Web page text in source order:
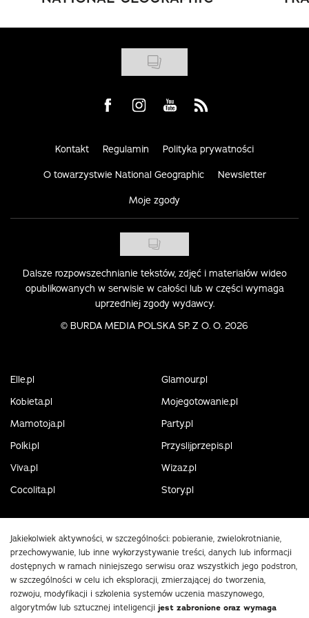
Visit us on Facebook
Visit us on Instagram
Visit us on Youtube
Visit us on Rss
Kontakt Regulamin Polityka prywatności
O towarzystwie National Geographic Newsletter
Moje zgody
Dalsze rozpowszechnianie tekstów, zdjęć i materiałów wideo
opublikowanych w serwisie w całości lub w części wymaga
uprzedniej zgody wydawcy.
© BURDA MEDIA POLSKA SP. Z O. O. 2026
Elle.pl
Glamour.pl
Kobieta.pl
Mojegotowanie.pl
Mamotoja.pl
Party.pl
Polki.pl
Przyslijprzepis.pl
Viva.pl
Wizaz.pl
Cocolita.pl
Story.pl
Jakiekolwiek aktywności, w szczególności: pobieranie, zwielokrotnianie,
przechowywanie, lub inne wykorzystywanie treści, danych lub informacji
dostępnych w ramach niniejszego serwisu oraz wszystkich jego podstron,
w szczególności w celu ich eksploracji, zmierzającej do tworzenia,
rozwoju, modyfikacji i szkolenia systemów uczenia maszynowego,
algorytmów lub sztucznej inteligencji jest zabronione oraz wymaga